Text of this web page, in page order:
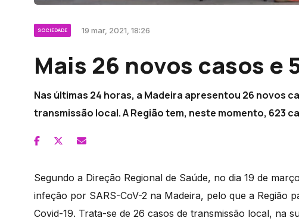
SOCIEDADE 19 mar, 2021, 18:26
Mais 26 novos casos e
Nas últimas 24 horas, a Madeira apresentou 26 novos
transmissão local. A Região tem, neste momento, 623
Segundo a Direção Regional de Saúde, no dia 19 de
infeção por SARS-CoV-2 na Madeira, pelo que a Região
Covid-19. Trata-se de 26 casos de transmissão local, na